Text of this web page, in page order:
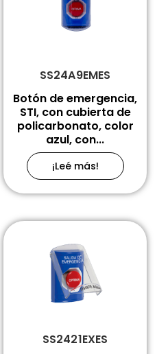
SS24A9EMES
Botón de emergencia,
STI, con cubierta de
policarbonato, color
azul, con...
¡Leé más!
SS2421EXES